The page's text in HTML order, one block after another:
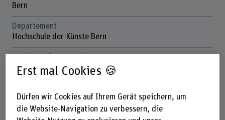
Bern
Departement
Hochschule der Künste Bern
25. November 2026
Prof. Dr. Evelyn Echle
Studiengangsleiterin MA MCP
Erst mal Cookies 🍪
Dürfen wir Cookies auf Ihrem Gerät speichern, um
die Website-Navigation zu verbessern, die